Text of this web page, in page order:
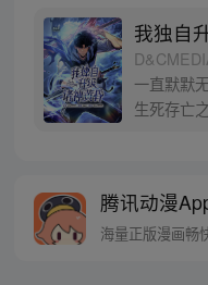
是一名实
务中，遇
际，他
下，他能
我独自
一直默默
生死存亡
腾讯动漫
海量正版漫画畅